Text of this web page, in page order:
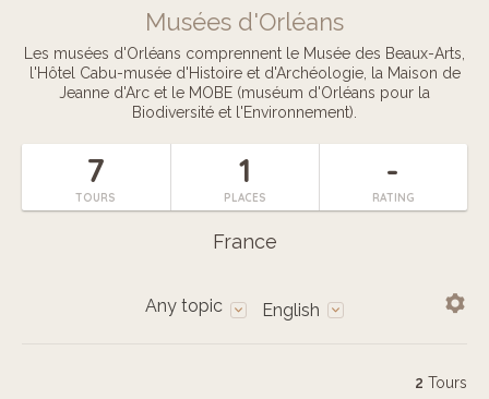
Musées d'Orléans
Les musées d'Orléans comprennent le Musée des Beaux-Arts,
l'Hôtel Cabu-musée d'Histoire et d'Archéologie, la Maison de
Jeanne d'Arc et le MOBE (muséum d'Orléans pour la
Biodiversité et l'Environnement).
7
TOURS
1
PLACES
-
RATING
France
Any topic English
2 Tours